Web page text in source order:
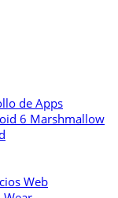
de Apps
6 Marshmallow
Web